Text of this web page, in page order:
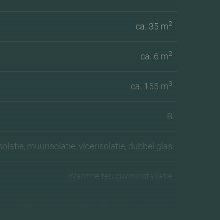
ca. 35 m2
ca. 6 m2
ca. 155 m3
B
muurisolatie, vloerisolatie, dubbel glas
Warmte terugwininstallatie